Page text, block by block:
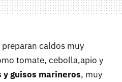
preparan caldos muy
tomate, cebolla,apio y
y guisos marineros, muy